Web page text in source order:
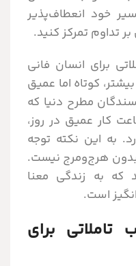
خود انعطاف‌پذیر
تداوم تمرکز کنید.
برای انسان فانی
کوتاه اما عمیق
مطرح دنیا که
کار عمیق در روز،
به این نکته توجه
هرج‌ومرج نیست.
به زندگی معنا
است.
برای